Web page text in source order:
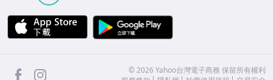
APP Store
facebook ©2026 Yahoo台灣電子商務 保留所有權利